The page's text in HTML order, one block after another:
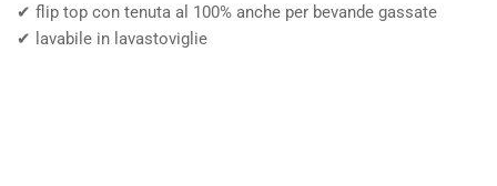
✔ flip top con tenuta al 100% anche per bevande gassate
✔ lavabile in lavastoviglie